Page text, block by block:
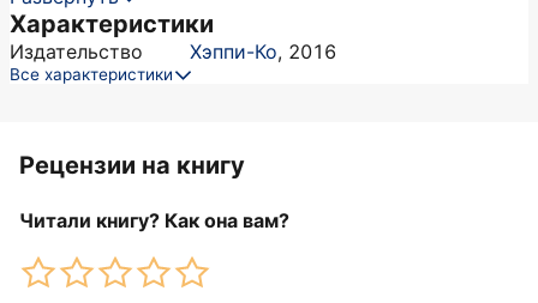
Характеристики
Издательство Хэппи-Ко, 2016
Все характеристики
Рецензии на книгу
Читали книгу? Как она вам?